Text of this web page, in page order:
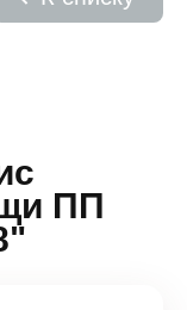
ПП